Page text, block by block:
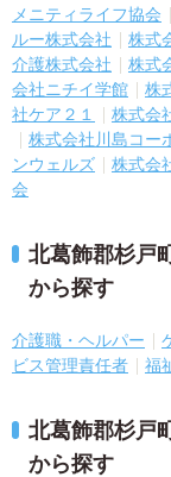
メニティライフ協会
ルー株式会社
株式
介護株式会社
株式
会社ニチイ学館
株
社ケア２１
株式会
株式会社川島コー
ンウェルズ
株式会
会
北葛飾郡杉戸
から探す
介護職・ヘルパー
ビス管理責任者
福
北葛飾郡杉戸
から探す